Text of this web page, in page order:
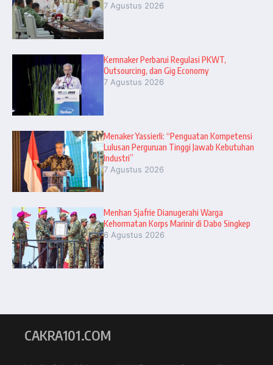
7 Agustus 2026
Kemnaker Perbarui Regulasi PKWT,
Outsourcing, dan Gig Economy
7 Agustus 2026
Menaker Yassierli: “Penguatan Kompetensi
Lulusan Perguruan Tinggi Jawab Kebutuhan
Industri”
7 Agustus 2026
Menhan Sjafrie Dianugerahi Warga
Kehormatan Korps Marinir di Dabo Singkep
6 Agustus 2026
CAKRA101.COM